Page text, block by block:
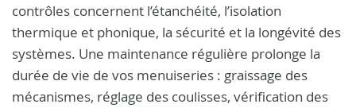
contrôles concernent l’étanchéité, l’isolation
thermique et phonique, la sécurité et la longévité des
systèmes. Une maintenance régulière prolonge la
durée de vie de vos menuiseries : graissage des
mécanismes, réglage des coulisses, vérification des